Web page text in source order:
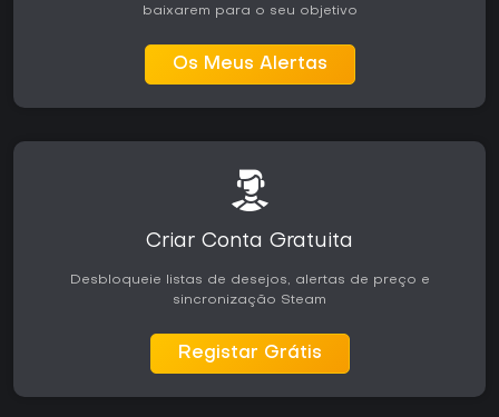
baixarem para o seu objetivo
Os Meus Alertas
Criar Conta Gratuita
Desbloqueie listas de desejos, alertas de preço e
sincronização Steam
Registar Grátis